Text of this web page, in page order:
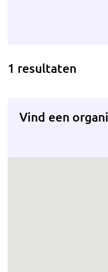
1 resultaten
Vind een